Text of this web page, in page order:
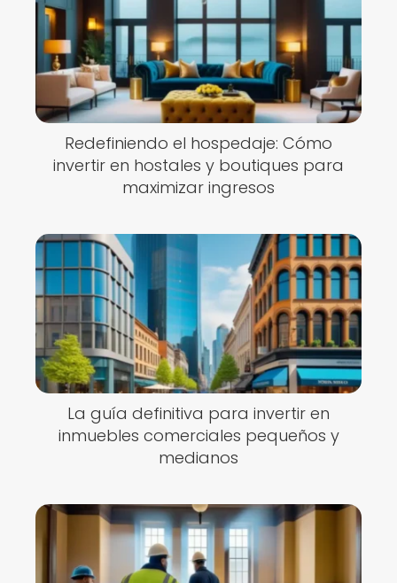
Redefiniendo el hospedaje: Cómo
invertir en hostales y boutiques para
maximizar ingresos
La guía definitiva para invertir en
inmuebles comerciales pequeños y
medianos